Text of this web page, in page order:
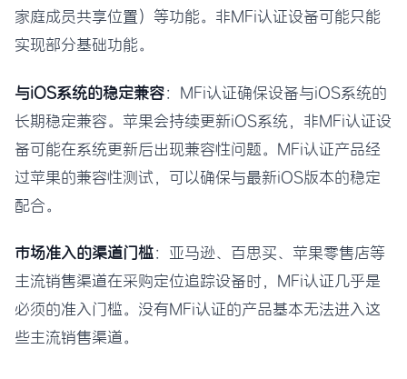
家庭成员共享位置）等功能。非MFi认证设备可能只能
实现部分基础功能。
与iOS系统的稳定兼容：MFi认证确保设备与iOS系统的
长期稳定兼容。苹果会持续更新iOS系统，非MFi认证设
备可能在系统更新后出现兼容性问题。MFi认证产品经
过苹果的兼容性测试，可以确保与最新iOS版本的稳定
配合。
市场准入的渠道门槛：亚马逊、百思买、苹果零售店等
主流销售渠道在采购定位追踪设备时，MFi认证几乎是
必须的准入门槛。没有MFi认证的产品基本无法进入这
些主流销售渠道。